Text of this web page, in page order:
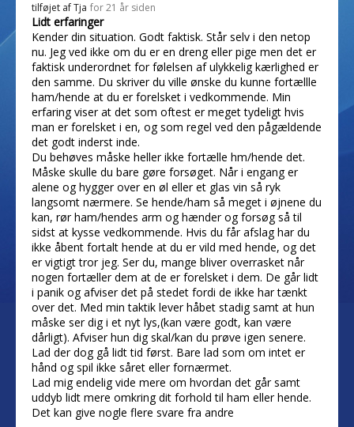
tilføjet afTja for 21 år siden
Lidt erfaringer
Kender din situation. Godt faktisk. Står selv i den netop
nu. Jeg ved ikke om du er en dreng eller pige men det er
faktisk underordnet for følelsen af ulykkelig kærlighed er
den samme. Du skriver du ville ønske du kunne fortællle
ham/hende at du er forelsket i vedkommende. Min
erfaring viser at det som oftest er meget tydeligt hvis
man er forelsket i en, og som regel ved den pågældende
det godt inderst inde.
Du behøves måske heller ikke fortælle hm/hende det.
Måske skulle du bare gøre forsøget. Når i engang er
alene og hygger over en øl eller et glas vin så ryk
langsomt nærmere. Se hende/ham så meget i øjnene du
kan, rør ham/hendes arm og hænder og forsøg så til
sidst at kysse vedkommende. Hvis du får afslag har du
ikke åbent fortalt hende at du er vild med hende, og det
er vigtigt tror jeg. Ser du, mange bliver overrasket når
nogen fortæller dem at de er forelsket i dem. De går lidt
i panik og afviser det på stedet fordi de ikke har tænkt
over det. Med min taktik lever håbet stadig samt at hun
måske ser dig i et nyt lys,(kan være godt, kan være
dårligt). Afviser hun dig skal/kan du prøve igen senere.
Lad der dog gå lidt tid først. Bare lad som om intet er
hånd og spil ikke såret eller fornærmet.
Lad mig endelig vide mere om hvordan det går samt
uddyb lidt mere omkring dit forhold til ham eller hende.
Det kan give nogle flere svare fra andre